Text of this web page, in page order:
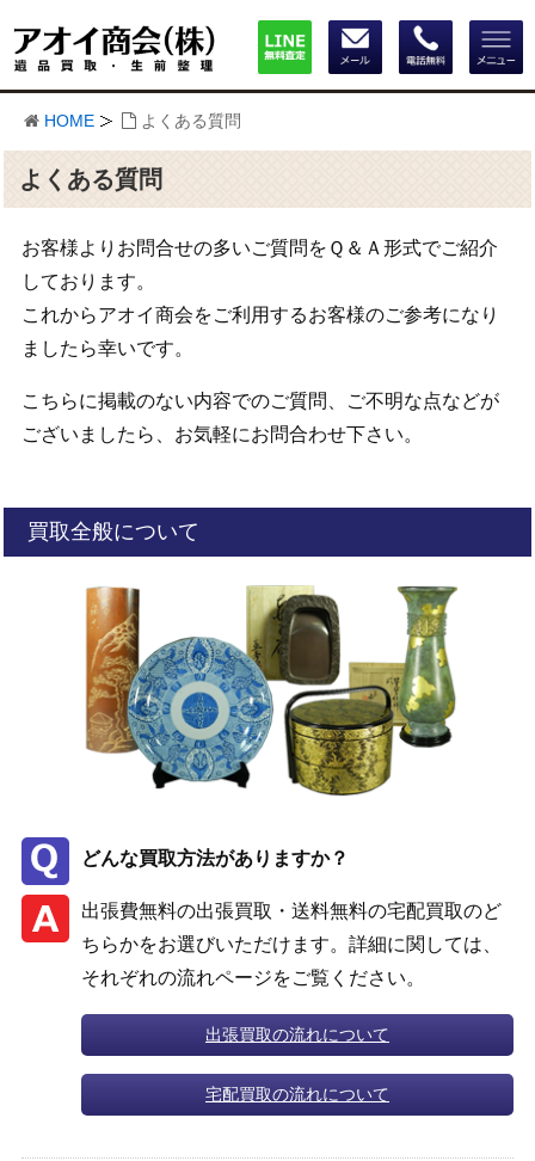
HOME よくある質問
よくある質問
お客様よりお問合せの多いご質問をＱ＆Ａ形式でご紹介
しております。
これからアオイ商会をご利用するお客様のご参考になり
ましたら幸いです。
こちらに掲載のない内容でのご質問、ご不明な点などが
ございましたら、お気軽にお問合わせ下さい。
買取全般について
どんな買取方法がありますか？
出張費無料の出張買取・送料無料の宅配買取のど
ちらかをお選びいただけます。詳細に関しては、
それぞれの流れページをご覧ください。
出張買取の流れについて
宅配買取の流れについて